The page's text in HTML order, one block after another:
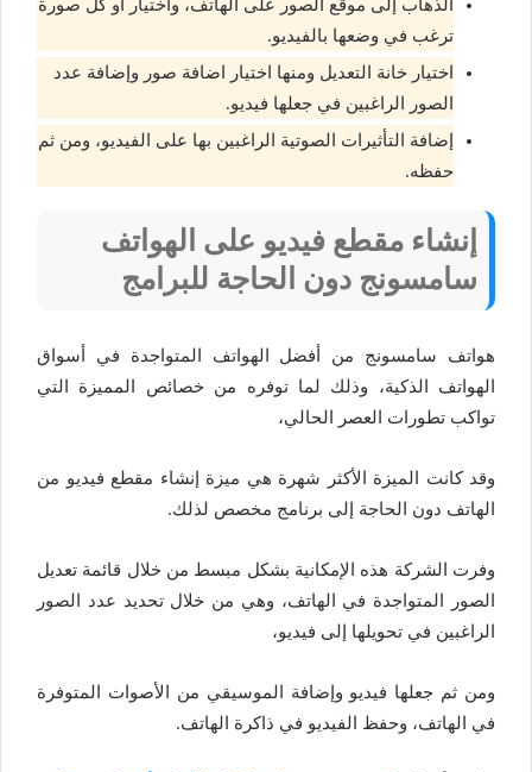
الذهاب إلى موقع الصور على الهاتف، واختيار أو كل صورة
ترغب في وضعها بالفيديو.
اختيار خانة التعديل ومنها اختيار اضافة صور وإضافة عدد
الصور الراغبين في جعلها فيديو.
إضافة التأثيرات الصوتية الراغبين بها على الفيديو، ومن ثم
حفظه.
إنشاء مقطع فيديو على الهواتف
سامسونج دون الحاجة للبرامج
هواتف سامسونج من أفضل الهواتف المتواجدة في أسواق
الهواتف الذكية، وذلك لما توفره من خصائص المميزة التي
تواكب تطورات العصر الحالي،
وقد كانت الميزة الأكثر شهرة هي ميزة إنشاء مقطع فيديو من
الهاتف دون الحاجة إلى برنامج مخصص لذلك.
وفرت الشركة هذه الإمكانية بشكل مبسط من خلال قائمة تعديل
الصور المتواجدة في الهاتف، وهي من خلال تحديد عدد الصور
الراغبين في تحويلها إلى فيديو،
ومن ثم جعلها فيديو وإضافة الموسيقي من الأصوات المتوفرة
في الهاتف، وحفظ الفيديو في ذاكرة الهاتف.